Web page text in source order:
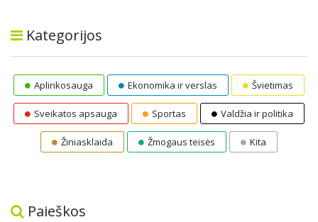
Kategorijos
Aplinkosauga Ekonomika ir verslas Švietimas
Sveikatos apsauga Sportas Valdžia ir politika
Žiniasklaida Žmogaus teisės Kita
Paieškos